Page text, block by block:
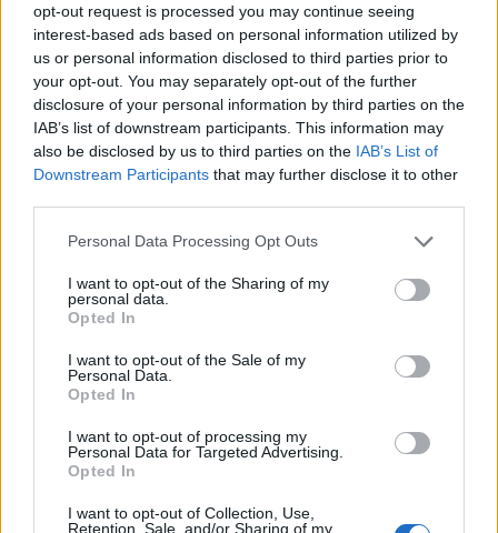
opt-out request is processed you may continue seeing
interest-based ads based on personal information utilized by
us or personal information disclosed to third parties prior to
your opt-out. You may separately opt-out of the further
disclosure of your personal information by third parties on the
IAB’s list of downstream participants. This information may
also be disclosed by us to third parties on the IAB’s List of
Downstream Participants that may further disclose it to other
Personal Data Processing Opt Outs
I want to opt-out of the Sharing of my
personal data.
Opted In
I want to opt-out of the Sale of my
Personal Data.
Opted In
I want to opt-out of processing my
Personal Data for Targeted Advertising.
Opted In
I want to opt-out of Collection, Use,
Retention, Sale, and/or Sharing of my
TP Greece: Πώς διαμορφώνεται το
Η
Περισσότερα από το
ΔΕΘ: Εξασφαλίστηκε